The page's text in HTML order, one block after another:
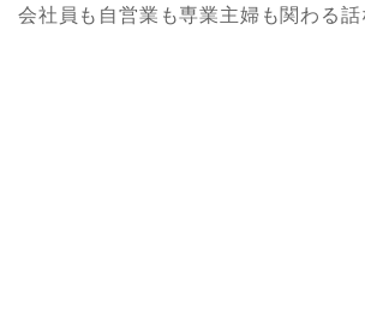
会社員も自営業も専業主婦も関わる話